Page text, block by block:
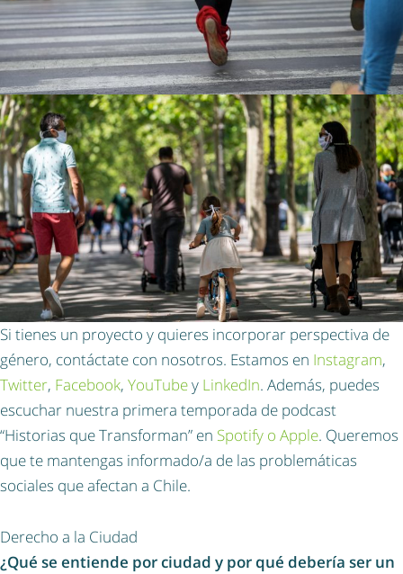
Si tienes un proyecto y quieres incorporar perspectiva de
género, contáctate con nosotros. Estamos en Instagram,
Twitter, Facebook, YouTubey LinkedIn. Además, puedes
escuchar nuestra primera temporada de podcast
“Historias que Transforman” en Spotify o Apple. Queremos
que te mantengas informado/a de las problemáticas
sociales que afectan a Chile.
Derecho a la Ciudad
¿Qué se entiende por ciudad y por qué debería ser un